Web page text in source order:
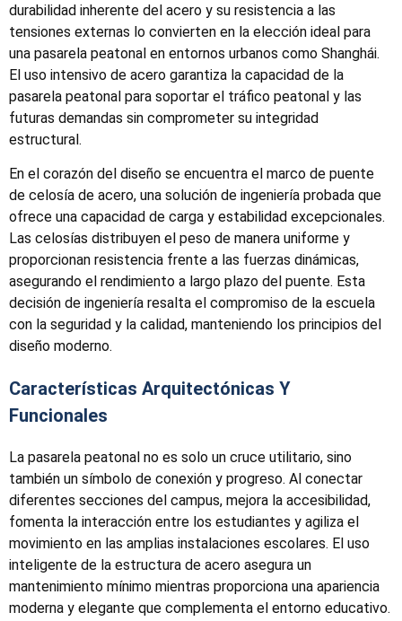
durabilidad inherente del acero y su resistencia a las
tensiones externas lo convierten en la elección ideal para
una pasarela peatonal en entornos urbanos como Shanghái.
El uso intensivo de acero garantiza la capacidad de la
pasarela peatonal para soportar el tráfico peatonal y las
futuras demandas sin comprometer su integridad
estructural.
En el corazón del diseño se encuentra el marco de puente
de celosía de acero, una solución de ingeniería probada que
ofrece una capacidad de carga y estabilidad excepcionales.
Las celosías distribuyen el peso de manera uniforme y
proporcionan resistencia frente a las fuerzas dinámicas,
asegurando el rendimiento a largo plazo del puente. Esta
decisión de ingeniería resalta el compromiso de la escuela
con la seguridad y la calidad, manteniendo los principios del
diseño moderno.
Características Arquitectónicas Y
Funcionales
La pasarela peatonal no es solo un cruce utilitario, sino
también un símbolo de conexión y progreso. Al conectar
diferentes secciones del campus, mejora la accesibilidad,
fomenta la interacción entre los estudiantes y agiliza el
movimiento en las amplias instalaciones escolares. El uso
inteligente de la estructura de acero asegura un
mantenimiento mínimo mientras proporciona una apariencia
moderna y elegante que complementa el entorno educativo.